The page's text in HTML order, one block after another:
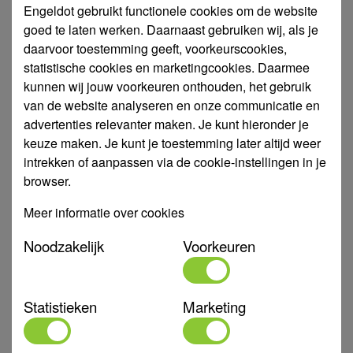
Type
LVS10-6T
Aansluiting
DN40 - DN40
Capaciteit
2,0 - 12
Kw
2,2 kW
Materiaal
Gietijzer
Max. medium
temperatuur
-20 - 120 °C
omgevingstemperatuur
40 °C
Merk
LEO
Verticaal
Opvoerhoogte
61 - 39
Toepasbaar in medium
Schoon water
Engeldot gebruikt functionele cookies om de website
goed te laten werken. Daarnaast gebruiken wij, als je
daarvoor toestemming geeft, voorkeurscookies,
statistische cookies en marketingcookies. Daarmee
kunnen wij jouw voorkeuren onthouden, het gebruik
van de website analyseren en onze communicatie en
advertenties relevanter maken. Je kunt hieronder je
keuze maken. Je kunt je toestemming later altijd weer
intrekken of aanpassen via de cookie-instellingen in je
browser.
Meer informatie over cookies
Noodzakelijk Voorkeuren
Statistieken Marketing